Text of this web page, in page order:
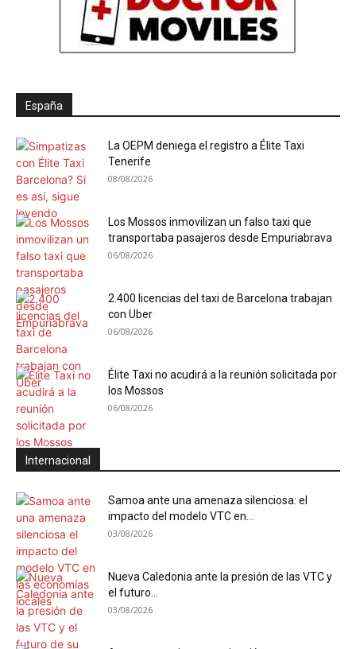
España
La OEPM deniega el registro a Élite Taxi
Tenerife
08/08/2026
Los Mossos inmovilizan un falso taxi que
transportaba pasajeros desde Empuriabrava
06/08/2026
2.400 licencias del taxi de Barcelona trabajan
con Uber
06/08/2026
Élite Taxi no acudirá a la reunión solicitada por
los Mossos
06/08/2026
Internacional
Samoa ante una amenaza silenciosa: el
impacto del modelo VTC en...
03/08/2026
Nueva Caledonia ante la presión de las VTC y
el futuro...
03/08/2026